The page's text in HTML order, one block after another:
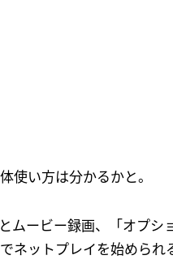
使い方は分かるかと。
ムービー録画、「オプ
ネットプレイを始められ